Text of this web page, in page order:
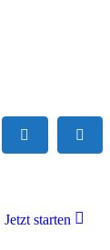
Jetzt starten